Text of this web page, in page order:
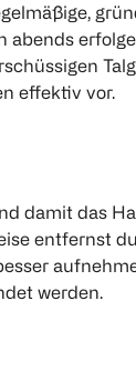
abends
effektiv vor.
damit das
entfernst
werden.